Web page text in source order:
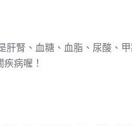
腎、血糖、血脂、尿酸、
病喔！